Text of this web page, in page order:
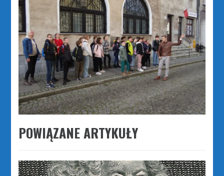
POWIĄZANE ARTYKUŁY